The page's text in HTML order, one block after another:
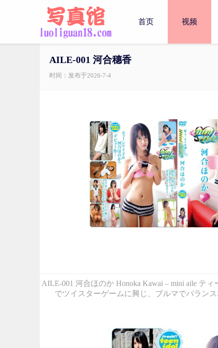
首页 视频
AILE-001 河合穗香
时间：发布于2026-7-4
AILE-001 河合ほのか Honoka Kawai – mini aile テ
でツイスターゲームに興じ、ブルマでバラン